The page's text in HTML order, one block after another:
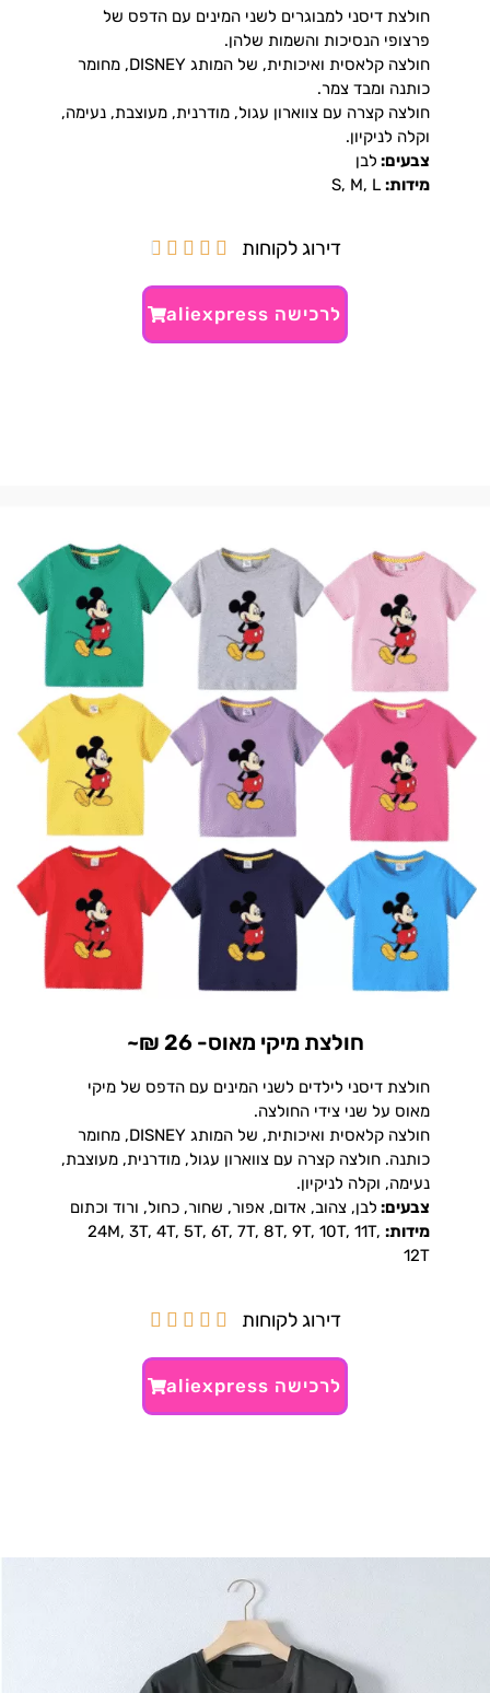
חולצת דיסני למבוגרים לשני המינים עם הדפס של
פרצופי הנסיכות והשמות שלהן.
חולצה קלאסית ואיכותית, של המותג DISNEY, מחומר
כותנה ומבד צמר.
חולצה קצרה עם צווארון עגול, מודרנית, מעוצבת, נעימה,
וקלה לניקיון.
צבעים: לבן
מידות:S, M, L
דירוג לקוחות 




לרכישה aliexpress
חולצת מיקי מאוס- 26 ₪~
חולצת דיסני לילדים לשני המינים עם הדפס של מיקי
מאוס על שני צידי החולצה.
חולצה קלאסית ואיכותית, של המותג DISNEY, מחומר
כותנה. חולצה קצרה עם צווארון עגול, מודרנית, מעוצבת,
נעימה, וקלה לניקיון.
צבעים: לבן, צהוב, אדום, אפור, שחור, כחול, ורוד וכתום
מידות: 24M, 3T, 4T, 5T, 6T, 7T, 8T, 9T, 10T, 11T,
12T
דירוג לקוחות 




לרכישה aliexpress